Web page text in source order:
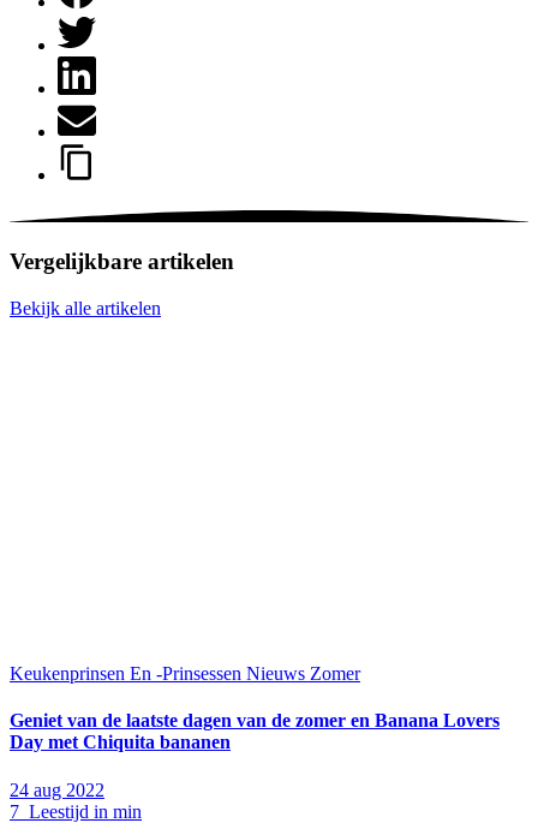
Vergelijkbare artikelen
Bekijk alle artikelen
Keukenprinsen En -Prinsessen Nieuws Zomer
Geniet van de laatste dagen van de zomer en Banana Lovers
Day met Chiquita bananen
24 aug 2022
7 Leestijd in min